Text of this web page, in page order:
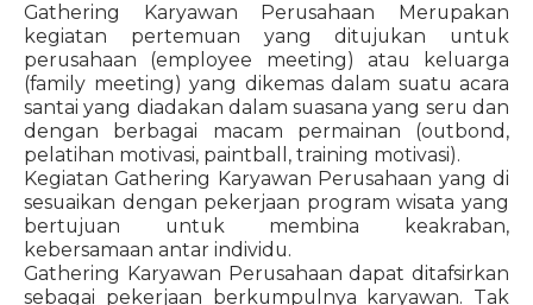
Gathering Karyawan Perusahaan Merupakan
kegiatan pertemuan yang ditujukan untuk
perusahaan (employee meeting) atau keluarga
(family meeting) yang dikemas dalam suatu acara
santai yang diadakan dalam suasana yang seru dan
dengan berbagai macam permainan (outbond,
pelatihan motivasi, paintball, training motivasi).
Kegiatan Gathering Karyawan Perusahaan yang di
sesuaikan dengan pekerjaan program wisata yang
bertujuan untuk membina keakraban,
kebersamaan antar individu.
Gathering Karyawan Perusahaan dapat ditafsirkan
sebagai pekerjaan berkumpulnya karyawan. Tak